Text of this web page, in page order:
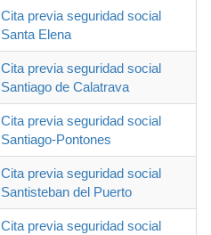
Cita previa seguridad social
Santa Elena
Cita previa seguridad social
Santiago de Calatrava
Cita previa seguridad social
Santiago-Pontones
Cita previa seguridad social
Santisteban del Puerto
Cita previa seguridad social